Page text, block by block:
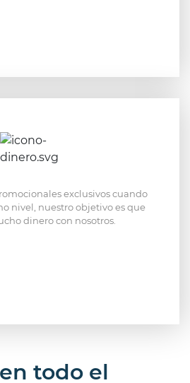
exclusivos cuando
nivel, nuestro objetivo es que
dinero con nosotros.
todo el